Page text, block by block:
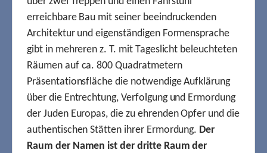
erreichbare Bau mit seiner beeindruckenden
Architektur und eigenständigen Formensprache
gibt in mehreren z. T. mit Tageslicht beleuchteten
Räumen auf ca. 800 Quadratmetern
Präsentationsfläche die notwendige Aufklärung
über die Entrechtung, Verfolgung und Ermordung
der Juden Europas, die zu ehrenden Opfer und die
authentischen Stätten ihrer Ermordung. Der
Raum der Namen ist der dritte Raum der